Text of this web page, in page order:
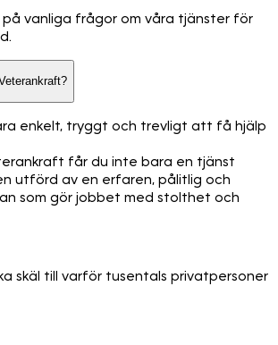
på vanliga frågor om våra tjänster för
enkelt, tryggt och trevligt att få hjälp
får du inte bara en tjänst
utförd av en erfaren, pålitlig och
som gör jobbet med stolthet och
skäl till varför tusentals privatpersoner